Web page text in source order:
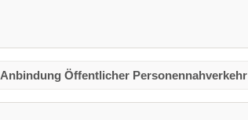
Anbindung Öffentlicher Personennahverkehr